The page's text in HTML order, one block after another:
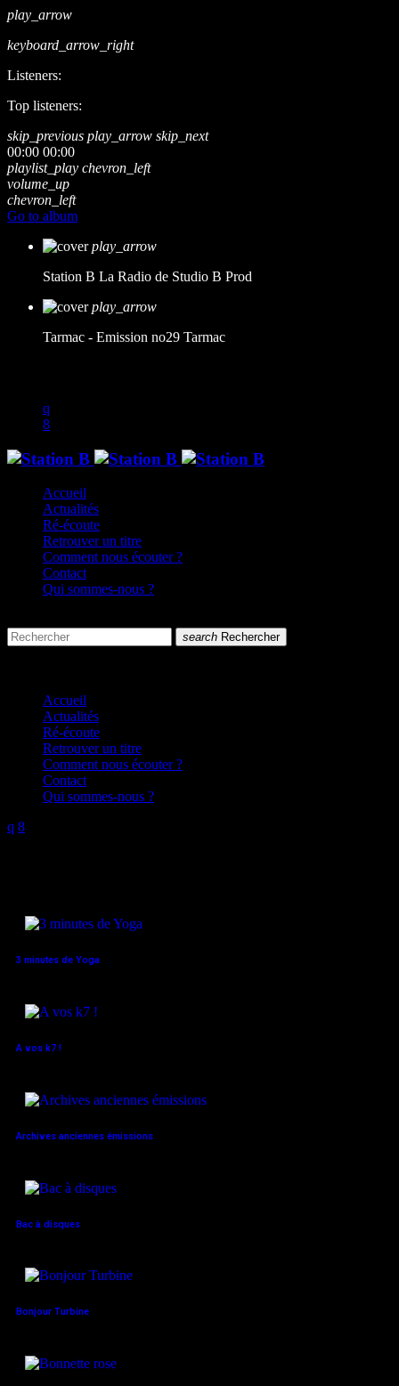
play_arrow
keyboard_arrow_right
Listeners:
Top listeners:
skip_previous play_arrow skip_next
00:00 00:00
playlist_play chevron_left
volume_up
chevron_left
Go to album
play_arrow
Station B La Radio de Studio B Prod
play_arrow
Tarmac - Emission no29 Tarmac
Accueil
Actualités
Ré-écoute
Retrouver un titre
Comment nous écouter ?
Contact
Qui sommes-nous ?
search Rechercher
Accueil
Actualités
Ré-écoute
Retrouver un titre
Comment nous écouter ?
Contact
Qui sommes-nous ?
3 minutes de Yoga
A vos k7 !
Archives anciennes émissions
Bac à disques
Bonjour Turbine